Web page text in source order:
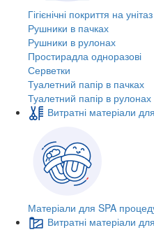
Гігієнічні покриття на унітаз
Рушники в пачках
Рушники в рулонах
Простирадла одноразові
Серветки
Туалетний папір в пачках
Туалетний папір в рулонах
Витратні матеріали
Матеріали для SPA
Витратні матеріали